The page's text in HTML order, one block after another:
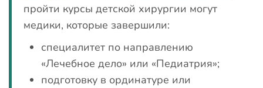
пройти курсы детской хирургии могут
медики, которые завершили:
специалитет по направлению
«Лечебное дело» или «Педиатрия»;
подготовку в ординатуре или